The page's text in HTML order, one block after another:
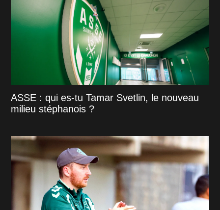
ASSE : qui es-tu Tamar Svetlin, le nouveau
milieu stéphanois ?